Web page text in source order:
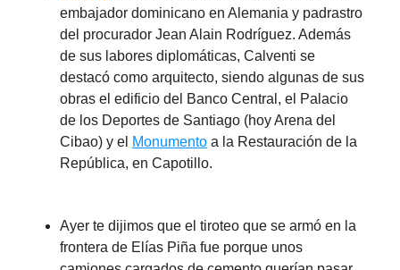
embajador dominicano en Alemania y padrastro
del procurador Jean Alain Rodríguez. Además
de sus labores diplomáticas, Calventi se
destacó como arquitecto, siendo algunas de sus
obras el edificio del Banco Central, el Palacio
de los Deportes de Santiago (hoy Arena del
Cibao) y el Monumento a la Restauración de la
República, en Capotillo.
Ayer te dijimos que el tiroteo que se armó en la
frontera de Elías Piña fue porque unos